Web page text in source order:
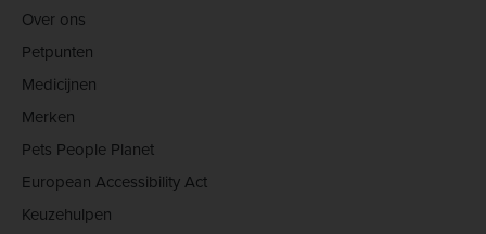
Over ons
Petpunten
Medicijnen
Merken
Pets People Planet
European Accessibility Act
Keuzehulpen